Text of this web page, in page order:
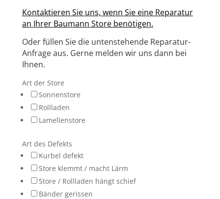
Kontaktieren Sie uns, wenn Sie eine Reparatur
an Ihrer Baumann Store benötigen.
Oder füllen Sie die untenstehende Reparatur-
Anfrage aus. Gerne melden wir uns dann bei
Ihnen.
Art der Store
Sonnenstore
Rollladen
Lamellenstore
Art des Defekts
Kurbel defekt
Store klemmt / macht Lärm
Store / Rollladen hängt schief
Bänder gerissen